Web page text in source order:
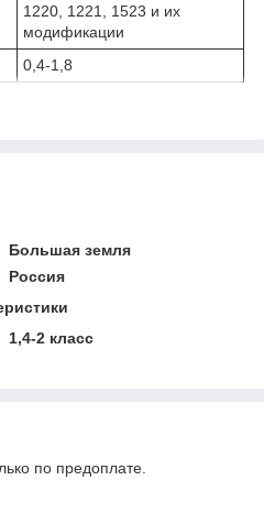
1220, 1221, 1523 и их
модификации
0,4-1,8
Большая земля
Россия
1,4-2 класс
по предоплате.